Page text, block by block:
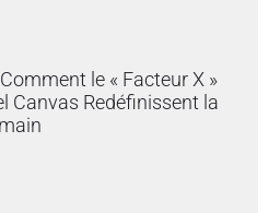
le « Facteur X »
Canvas Redéfinissent la